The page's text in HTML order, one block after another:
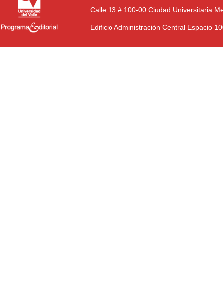
Calle 13 # 100-00 Ciudad Universitaria
Edificio Administración Central Espacio